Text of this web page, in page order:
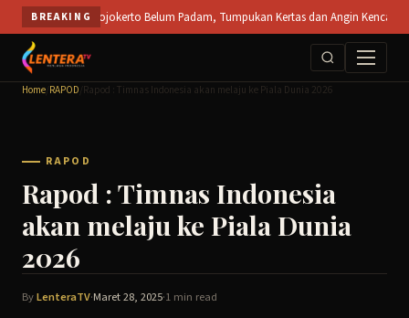
Skip
to
content
BREAKING
PT SPS Mojokerto Belum Padam, Tumpukan Kertas dan Angin Kencang
Home RAPOD Rapod : Timnas Indonesia akan melaju ke Piala Dunia 2026
RAPOD
Rapod : Timnas Indonesia
akan melaju ke Piala Dunia
2026
ByLenteraTV·Maret 28, 2025·1 min read